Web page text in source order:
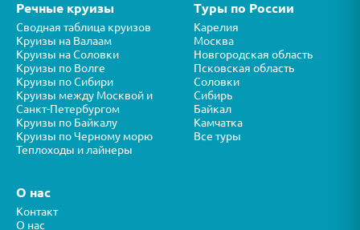
Речные круизы
Сводная таблица круизов
Круизы на Валаам
Круизы на Соловки
Круизы по Волге
Круизы по Сибири
Круизы между Москвой и
Санкт-Петербургом
Круизы по Байкалу
Круизы по Черному морю
Теплоходы и лайнеры
Туры по России
Карелия
Москва
Новгородская область
Псковская область
Соловки
Сибирь
Байкал
Камчатка
Все туры
О нас
Контакт
О нас